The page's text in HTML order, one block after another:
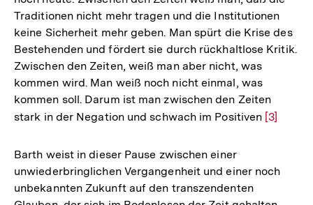
Traditionen nicht mehr tragen und die Institutionen
keine Sicherheit mehr geben. Man spürt die Krise des
Bestehenden und fördert sie durch rückhaltlose Kritik.
Zwischen den Zeiten, weiß man aber nicht, was
kommen wird. Man weiß noch nicht einmal, was
kommen soll. Darum ist man zwischen den Zeiten
stark in der Negation und schwach im Positiven Zur
Fußnote
[3]
Barth weist in dieser Pause zwischen einer
unwiederbringlichen Vergangenheit und einer noch
unbekannten Zukunft auf den transzendenten